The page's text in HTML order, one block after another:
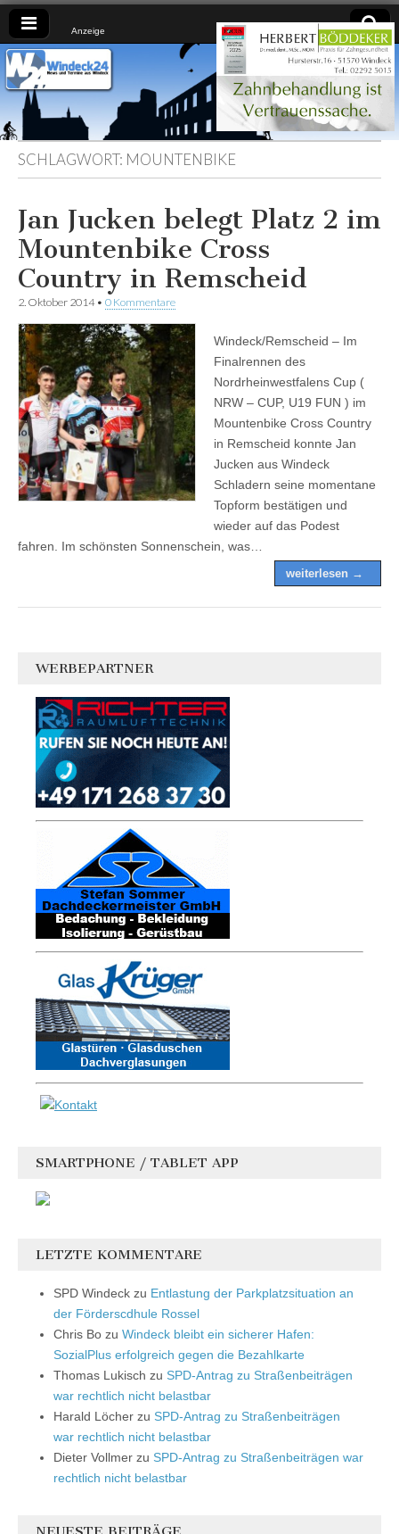
Anzeige
Windeck24
Nachrichten
aus dem
Ländchen
für das
Ländchen
SCHLAGWORT: MOUNTENBIKE
Jan Jucken belegt Platz 2 im
Mountenbike Cross
Country in Remscheid
2. Oktober 2014• 0 Kommentare
Windeck/Remscheid – Im
Finalrennen des
Nordrheinwestfalens Cup (
NRW – CUP, U19 FUN ) im
Mountenbike Cross Country
in Remscheid konnte Jan
Jucken aus Windeck
Schladern seine momentane
Topform bestätigen und
wieder auf das Podest
fahren. Im schönsten Sonnenschein, was…
weiterlesen →
WERBEPARTNER
SMARTPHONE / TABLET APP
LETZTE KOMMENTARE
SPD Windeck zu Entlastung der Parkplatzsituation an
der Förderscdhule Rossel
Chris Bo zu Windeck bleibt ein sicherer Hafen:
SozialPlus erfolgreich gegen die Bezahlkarte
Thomas Lukisch zu SPD-Antrag zu Straßenbeiträgen
war rechtlich nicht belastbar
Harald Löcher zu SPD-Antrag zu Straßenbeiträgen
war rechtlich nicht belastbar
Dieter Vollmer zu SPD-Antrag zu Straßenbeiträgen war
rechtlich nicht belastbar